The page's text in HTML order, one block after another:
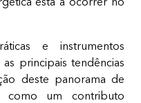
e instrumentos
principais tendências
deste panorama de
como um contributo